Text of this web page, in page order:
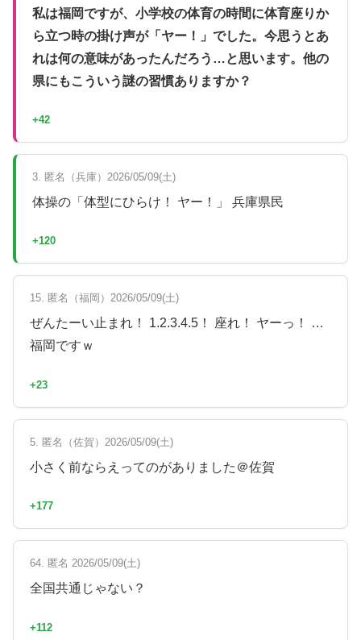
私は福岡ですが、小学校の体育の時間に体育座りか
ら立つ時の掛け声が「ヤー！」でした。今思うとあ
れは何の意味があったんだろう…と思います。他の
県にもこういう謎の習慣ありますか？
+42
3. 匿名（兵庫）2026/05/09(土)
体操の「体型にひらけ！ ヤー！」 兵庫県民
+120
15. 匿名（福岡）2026/05/09(土)
ぜんたーい止まれ！ 1.2.3.4.5！ 座れ！ ヤーっ！ …
福岡ですｗ
+23
5. 匿名（佐賀）2026/05/09(土)
小さく前ならえってのがありました＠佐賀
+177
64. 匿名 2026/05/09(土)
全国共通じゃない？
+112